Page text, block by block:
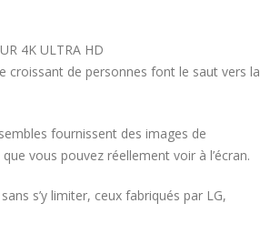
4K ULTRA HD
croissant de personnes font le saut vers la
fournissent des images de
vous pouvez réellement voir à l’écran.
s’y limiter, ceux fabriqués par LG,